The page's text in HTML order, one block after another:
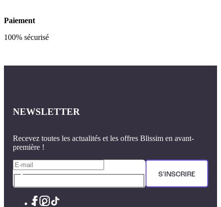
Paiement
100% sécurisé
NEWSLETTER
Recevez toutes les actualités et les offres Blissim en avant-
première !
S'INSCRIRE